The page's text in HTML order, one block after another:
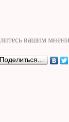
Поделиться…